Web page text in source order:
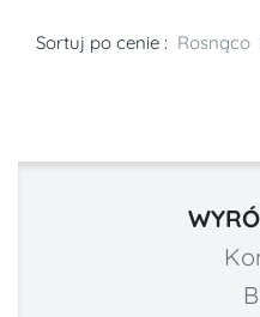
Sortuj po cenie : Rosnąco